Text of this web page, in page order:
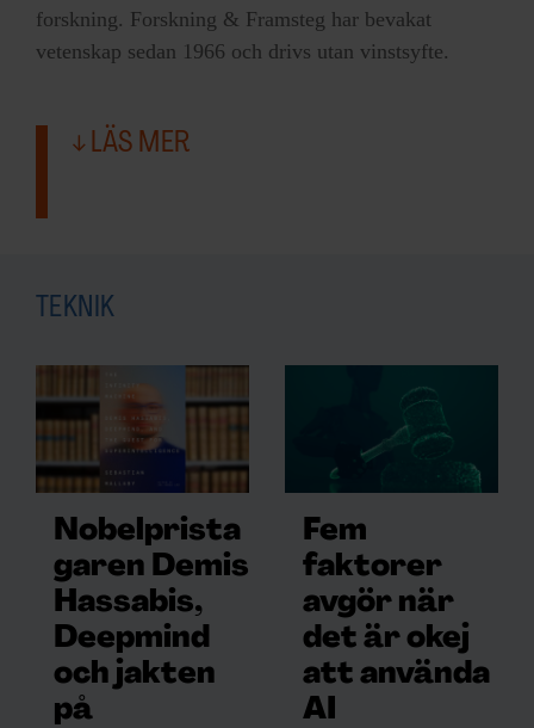
forskning. Forskning & Framsteg har bevakat
vetenskap sedan 1966 och drivs utan vinstsyfte.
LÄS MER
TEKNIK
Nobelprista
garen Demis
Hassabis,
Deepmind
och jakten
på
Fem
faktorer
avgör när
det är okej
att använda
AI